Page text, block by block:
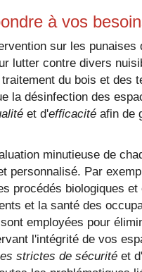
à vos
sur les punaises
lutter contre divers
du bois et des
la désinfection des
et d'efficacitéafin de
minutieuse de
personnalisé. Par
procédés biologiques et
et la santé des
employées pour
l'intégrité de vos
strictes de sécuritéet